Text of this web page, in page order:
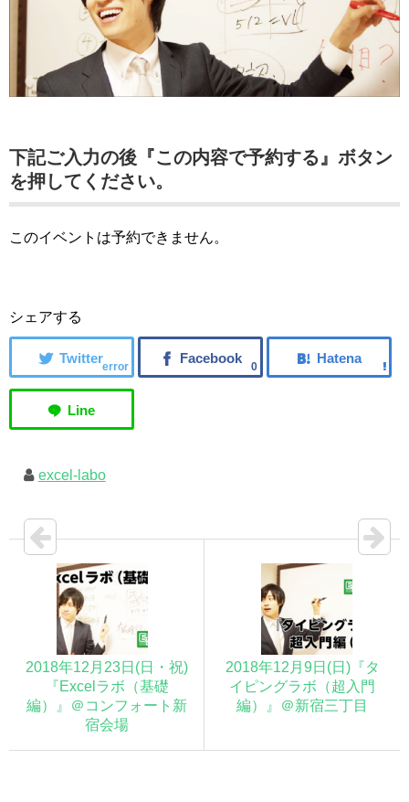
下記ご入力の後『この内容で予約する』ボタン
を押してください。
このイベントは予約できません。
シェアする
error 0
excel-labo
2018年12月23日(日・祝)
『Excelラボ（基礎
編）』＠コンフォート新
宿会場
2018年12月9日(日)『タ
イピングラボ（超入門
編）』＠新宿三丁目